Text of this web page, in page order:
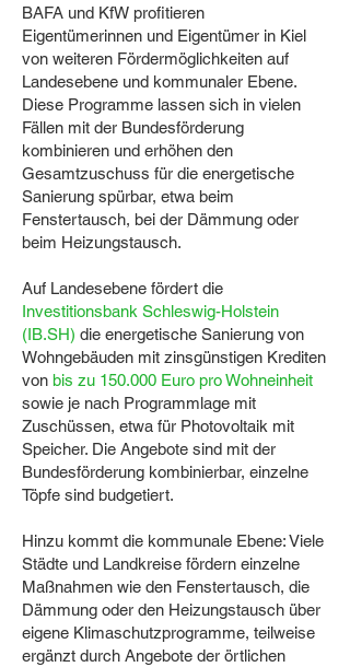
BAFA und KfW profitieren
Eigentümerinnen und Eigentümer in Kiel
von weiteren Fördermöglichkeiten auf
Landesebene und kommunaler Ebene.
Diese Programme lassen sich in vielen
Fällen mit der Bundesförderung
kombinieren und erhöhen den
Gesamtzuschuss für die energetische
Sanierung spürbar, etwa beim
Fenstertausch, bei der Dämmung oder
beim Heizungstausch.
Auf Landesebene fördert die
Investitionsbank Schleswig-Holstein
(IB.SH) die energetische Sanierung von
Wohngebäuden mit zinsgünstigen Krediten
von bis zu 150.000 Euro pro Wohneinheit
sowie je nach Programmlage mit
Zuschüssen, etwa für Photovoltaik mit
Speicher. Die Angebote sind mit der
Bundesförderung kombinierbar, einzelne
Töpfe sind budgetiert.
Hinzu kommt die kommunale Ebene: Viele
Städte und Landkreise fördern einzelne
Maßnahmen wie den Fenstertausch, die
Dämmung oder den Heizungstausch über
eigene Klimaschutzprogramme, teilweise
ergänzt durch Angebote der örtlichen